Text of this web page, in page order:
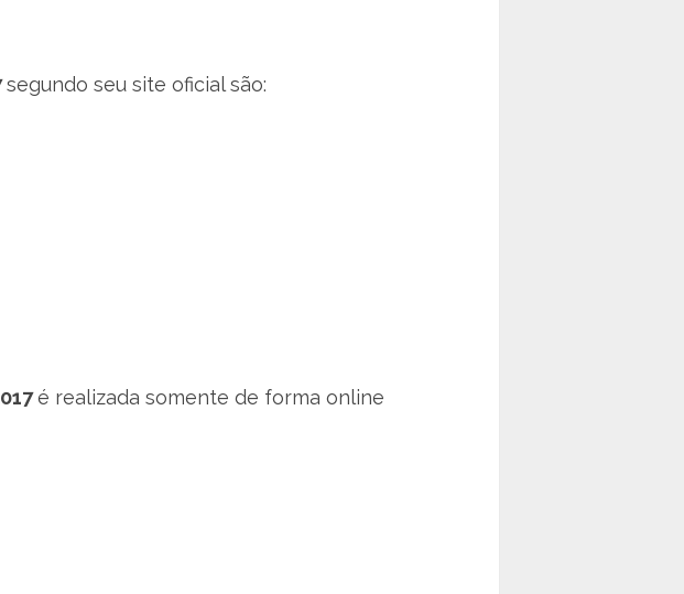
segundo seu site oficial são:
é realizada somente de forma online